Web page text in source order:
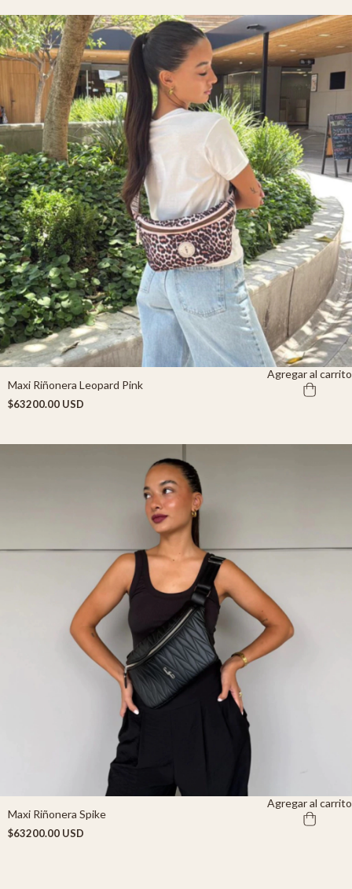
Maxi Riñonera Leopard Pink
$63200.00 USD
Agregar al carrito
Maxi Riñonera Spike
$63200.00 USD
Agregar al carrito